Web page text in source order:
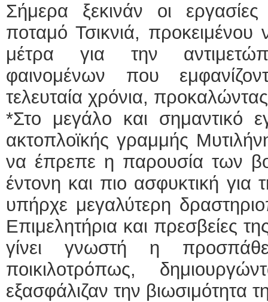
Σήμερα ξεκινάν οι
ποταμό Τσικνιά, προκειμένου
μέτρα για την
φαινομένων που
τελευταία χρόνια, προκαλώντας
*Στο μεγάλο και σημαντικό
ακτοπλοϊκής γραμμής
να έπρεπε η παρουσία των
έντονη και πιο ασφυκτική για
υπήρχε μεγαλύτερη
Επιμελητήρια και πρεσβείες
γίνει γνωστή η
ποικιλοτρόπως,
εξασφάλιζαν την βιωσιμότητα